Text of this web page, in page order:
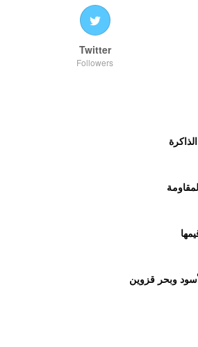
Twitter
Followers
وبحر قزوين